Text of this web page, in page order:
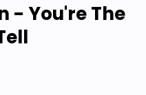
- You're The